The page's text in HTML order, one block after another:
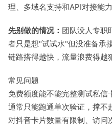
理、多域名支持和API对接能力
先别做的情况： 团队没人专职
者只是想"试试水"但没准备承
链路搭得越快，流量浪费得越
常见问题
免费额度能不能完整测试私信
通常只能跑通单次验证，撑不
对抖音卡片数量有限制、访问